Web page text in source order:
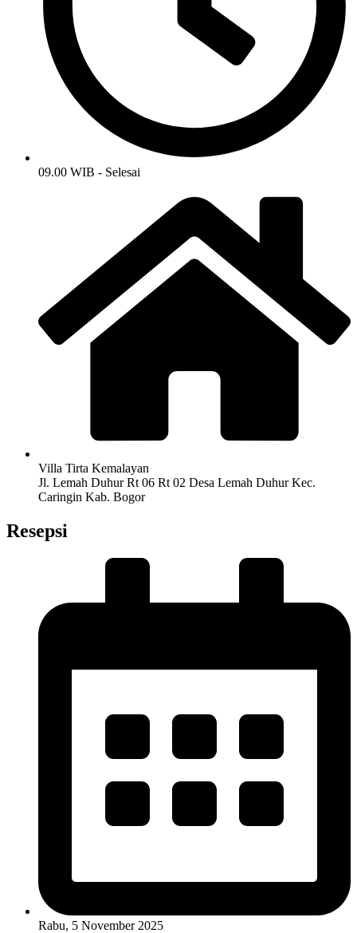
09.00 WIB - Selesai
Villa Tirta Kemalayan
Jl. Lemah Duhur Rt 06 Rt 02 Desa Lemah Duhur Kec.
Caringin Kab. Bogor
Resepsi
Rabu, 5 November 2025